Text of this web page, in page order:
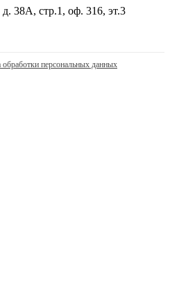
38А, стр.1, оф. 316, эт.3
персональных данных